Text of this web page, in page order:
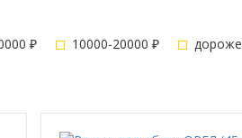
₽ 10000-20000 ₽